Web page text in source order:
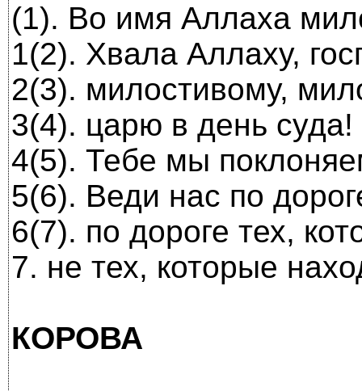
(1). Во имя Аллаха
1(2). Хвала Аллаху,
2(3). милостивому,
3(4). царю в день суда!
4(5). Тебе мы
5(6). Веди нас по
6(7). по дороге тех,
7. не тех, которые
КОРОВА